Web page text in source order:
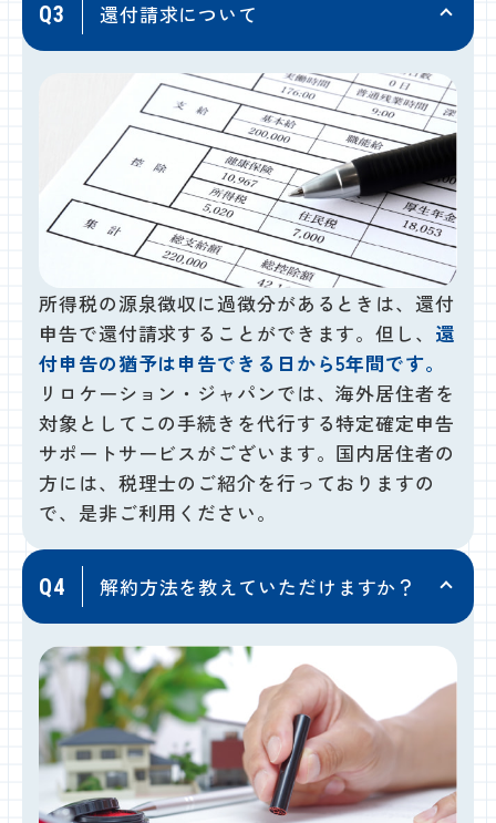
Q3 還付請求について
所得税の源泉徴収に過徴分があるときは、還付
申告で還付請求することができます。但し、 還
付申告の猶予は申告できる日から5年間です。
リロケーション・ジャパンでは、海外居住者を
対象としてこの手続きを代行する特定確定申告
サポートサービスがございます。国内居住者の
方には、税理士のご紹介を行っておりますの
で、是非ご利用ください。
Q4 解約方法を教えていただけますか？